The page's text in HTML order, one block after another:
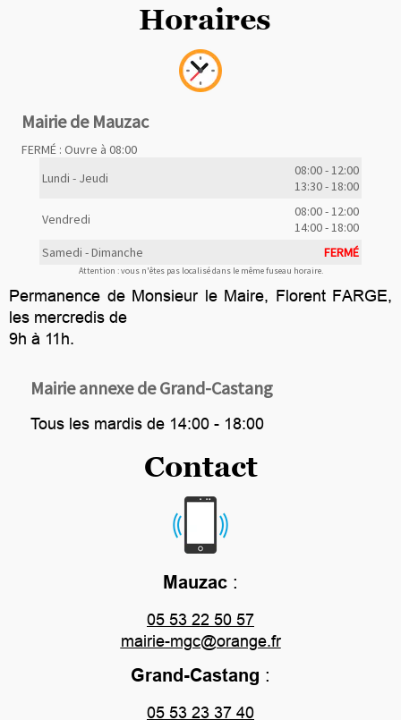
Horaires
Mairie de Mauzac
FERMÉ : Ouvre à 08:00
Lundi - Jeudi
08:00 - 12:00
13:30 - 18:00
Vendredi
08:00 - 12:00
14:00 - 18:00
Samedi - Dimanche
FERMÉ
Attention : vous n'êtes pas localisé dans le même fuseau horaire.
Permanence de Monsieur le Maire, Florent FARGE,
les mercredis de
9h à 11h.
Mairie annexe de Grand-Castang
Tous les mardis de 14:00 - 18:00
Contact
Mauzac :
05 53 22 50 57
mairie-mgc@orange.fr
Grand-Castang :
05 53 23 37 40